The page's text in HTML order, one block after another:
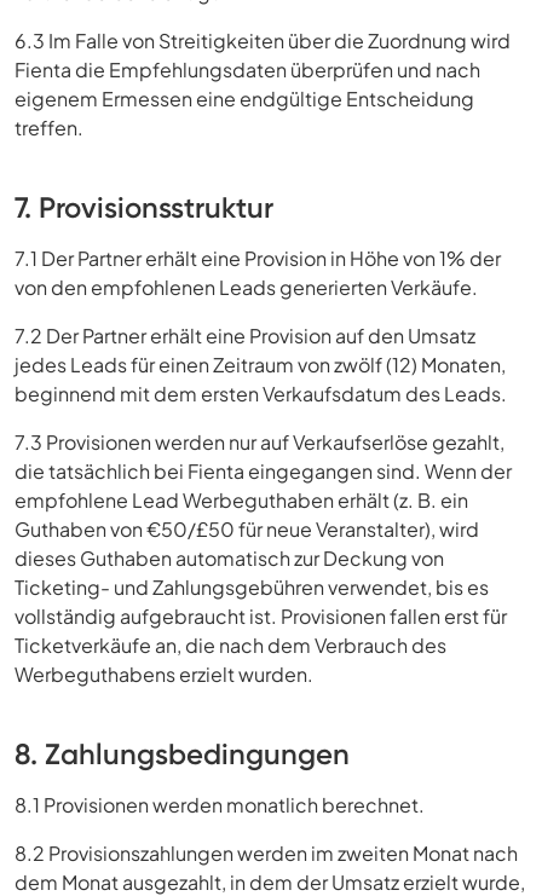
6.3 Im Falle von Streitigkeiten über die Zuordnung wird
Fienta die Empfehlungsdaten überprüfen und nach
eigenem Ermessen eine endgültige Entscheidung
treffen.
7. Provisionsstruktur
7.1 Der Partner erhält eine Provision in Höhe von 1% der
von den empfohlenen Leads generierten Verkäufe.
7.2 Der Partner erhält eine Provision auf den Umsatz
jedes Leads für einen Zeitraum von zwölf (12) Monaten,
beginnend mit dem ersten Verkaufsdatum des Leads.
7.3 Provisionen werden nur auf Verkaufserlöse gezahlt,
die tatsächlich bei Fienta eingegangen sind. Wenn der
empfohlene Lead Werbeguthaben erhält (z. B. ein
Guthaben von €50/£50 für neue Veranstalter), wird
dieses Guthaben automatisch zur Deckung von
Ticketing- und Zahlungsgebühren verwendet, bis es
vollständig aufgebraucht ist. Provisionen fallen erst für
Ticketverkäufe an, die nach dem Verbrauch des
Werbeguthabens erzielt wurden.
8. Zahlungsbedingungen
8.1 Provisionen werden monatlich berechnet.
8.2 Provisionszahlungen werden im zweiten Monat nach
dem Monat ausgezahlt, in dem der Umsatz erzielt wurde,